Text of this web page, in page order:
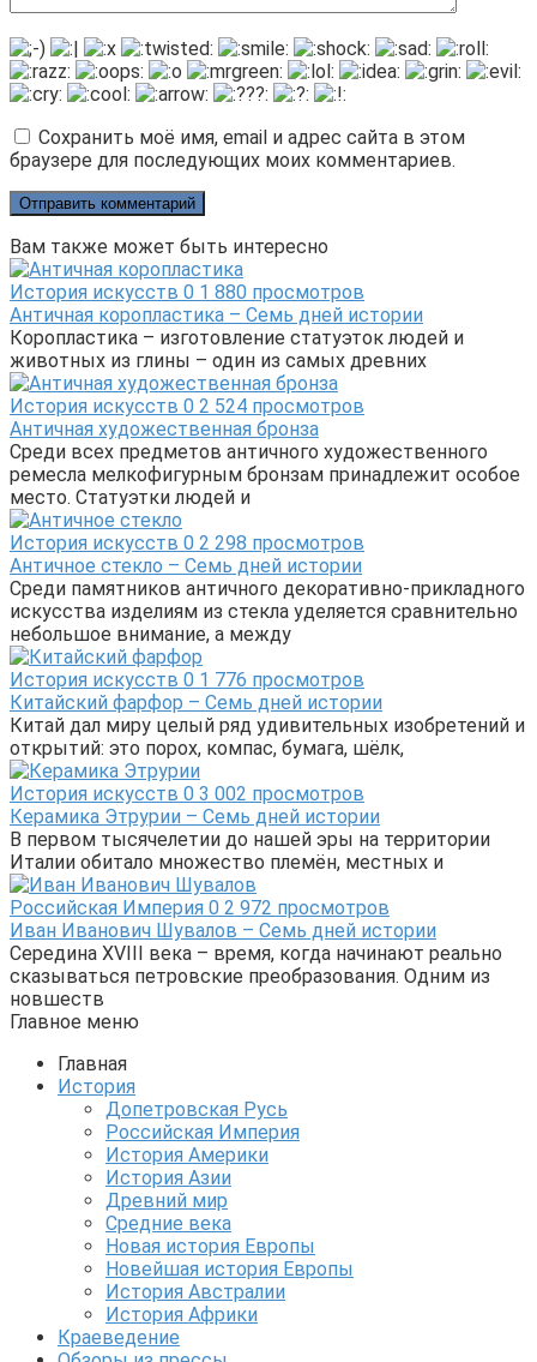
Сохранить моё имя, email и адрес сайта в этом
браузере для последующих моих комментариев.
Вам также может быть интересно
История искусств 0 1 880 просмотров
Античная коропластика – Семь дней истории
Коропластика – изготовление статуэток людей и
животных из глины – один из самых древних
История искусств 0 2 524 просмотров
Античная художественная бронза
Среди всех предметов античного художественного
ремесла мелкофигурным бронзам принадлежит особое
место. Статуэтки людей и
История искусств 0 2 298 просмотров
Античное стекло – Семь дней истории
Среди памятников античного декоративно-прикладного
искусства изделиям из стекла уделяется сравнительно
небольшое внимание, а между
История искусств 0 1 776 просмотров
Китайский фарфор – Семь дней истории
Китай дал миру целый ряд удивительных изобретений и
открытий: это порох, компас, бумага, шёлк,
История искусств 0 3 002 просмотров
Керамика Этрурии – Семь дней истории
В первом тысячелетии до нашей эры на территории
Италии обитало множество племён, местных и
Российская Империя 0 2 972 просмотров
Иван Иванович Шувалов – Семь дней истории
Середина XVIII века – время, когда начинают реально
сказываться петровские преобразования. Одним из
новшеств
Главное меню
Главная
История
Допетровская Русь
Российская Империя
История Америки
История Азии
Древний мир
Средние века
Новая история Европы
Новейшая история Европы
История Австралии
История Африки
Краеведение